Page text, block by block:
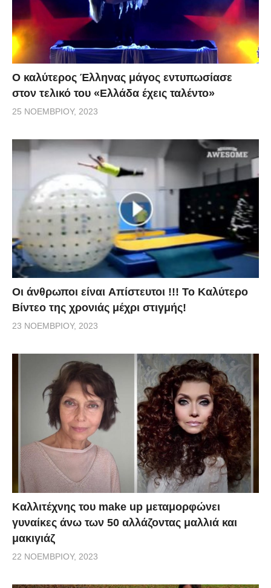
Ο καλύτερος Έλληνας μάγος εντυπωσίασε
στον τελικό του «Ελλάδα έχεις ταλέντο»
25 ΝΟΕΜΒΡΊΟΥ, 2023
Οι άνθρωποι είναι Aπίστευτοι !!! To Καλύτερο
Βίντεο της χρονιάς μέχρι στιγμής!
23 ΝΟΕΜΒΡΊΟΥ, 2023
Καλλιτέχνης του make up μεταμορφώνει
γυναίκες άνω των 50 αλλάζοντας μαλλιά και
μακιγιάζ
22 ΝΟΕΜΒΡΊΟΥ, 2023